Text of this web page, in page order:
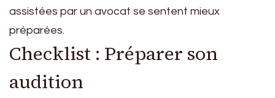
assistées par un avocat se sentent mieux
préparées.
Checklist : Préparer son
audition